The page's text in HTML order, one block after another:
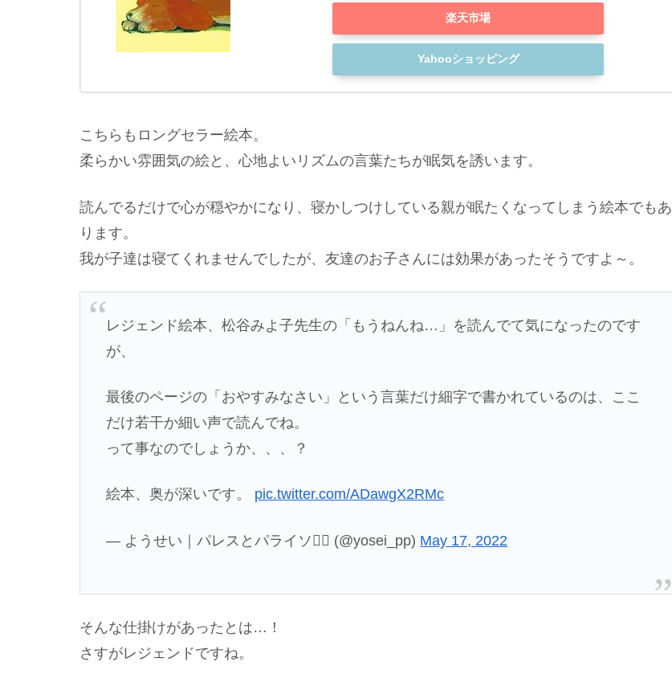
楽天市場
Yahooショッピング
こちらもロングセラー絵本。
柔らかい雰囲気の絵と、心地よいリズムの言葉たちが眠気を誘います。
読んでるだけで心が穏やかになり、寝かしつけしている親が眠たくなってしまう絵本でもあ
ります。
我が子達は寝てくれませんでしたが、友達のお子さんには効果があったそうですよ～。
レジェンド絵本、松谷みよ子先生の「もうねんね…」を読んでて気になったのです
が、
最後のページの「おやすみなさい」という言葉だけ細字で書かれているのは、ここ
だけ若干か細い声で読んでね。
って事なのでしょうか、、、？
絵本、奥が深いです。 pic.twitter.com/ADawgX2RMc
— ようせい｜パレスとパライソ🙋‍♂️ (@yosei_pp) May 17, 2022
そんな仕掛けがあったとは…！
さすがレジェンドですね。